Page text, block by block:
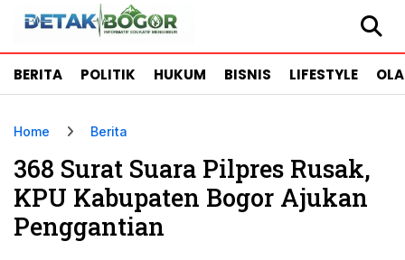
BERITA POLITIK HUKUM BISNIS LIFESTYLE
Home Berita
368 Surat Suara Pilpres Rusak,
KPU Kabupaten Bogor Ajukan
Penggantian